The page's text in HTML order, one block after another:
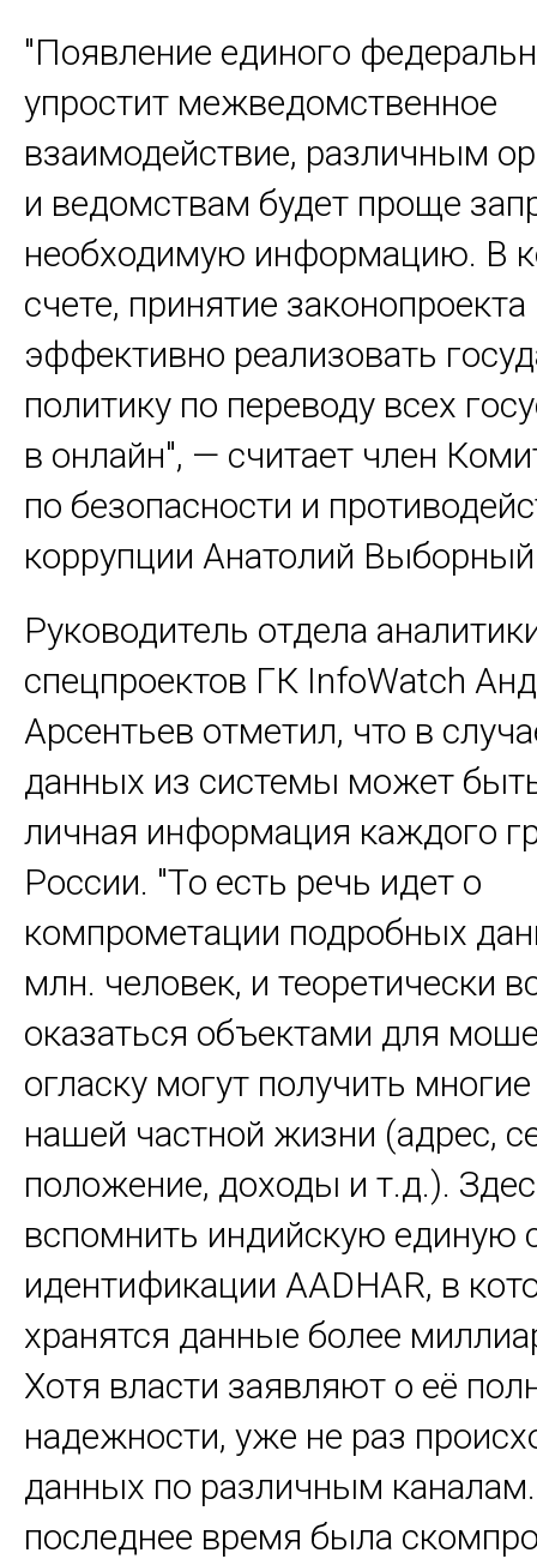
"Появление единого
упростит межведомственное
взаимодействие, различным
и ведомствам будет проще
необходимую информацию. В
счете, принятие
эффективно реализовать
политику по переводу всех
в онлайн", — считает член
по безопасности и
коррупции Анатолий
Руководитель отдела
спецпроектов ГК InfoWatch
Арсентьев отметил, что в
данных из системы может
личная информация каждого
России. "То есть речь идет о
компрометации подробных
млн. человек, и теоретически
оказаться объектами для
огласку могут получить
нашей частной жизни (адрес,
положение, доходы и т.д.).
вспомнить индийскую единую
идентификации AADHAR, в
хранятся данные более
Хотя власти заявляют о её
надежности, уже не раз
данных по различным
последнее время была